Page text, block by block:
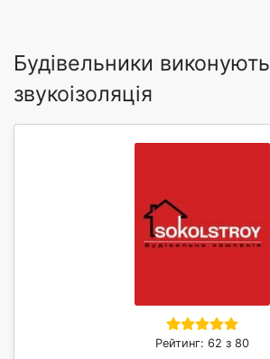
Будівельники виконують
звукоізоляція
Рейтинг: 62 з 80